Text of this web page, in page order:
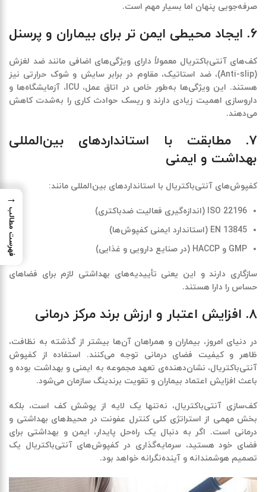
صرفه‌جویی پنهان اما بسیار مهم است.
۶. ایجاد محیطی ایمن ‌تر برای بیماران و پرسنل
کف‌های آنتی‌باکتریال معمولاً دارای ویژگی‌های اضافی مانندضد لغزش
(Anti-slip)
، ضد استاتیک، مقاوم در برابر سایش و شوک حرارتی نیز
هستند. این ویژگی‌ها به‌طور خاص در اتاق عمل، ICU، آزمایشگاه‌ها و
داروسازی اهمیت زیادی دارند وریسک حوادث کاری را به‌شدت کاهش
می‌دهند.
۷. مطابقت با استانداردهای بین‌المللی
بهداشت و ایمنی
کفپوش‌های آنتی‌باکتریال با استانداردهای بین‌المللی مانند:
ISO 22196 (اندازه‌گیری فعالیت ضدباکتری)
EN 13845 (استاندارد ایمنی کفپوش‌ها)
GMP و HACCP (در صنایع دارویی و غذایی)
سازگاری دارند و این یعنی تأییدیه‌های بهداشتی لازم برای فضاهای
حساس را دارا هستند.
۸. افزایش اعتبار و ارزش برند مرکز درمانی
در دنیای امروز، بیماران و همراهان آن‌ها بیشتر از گذشته به نظافت،
ظاهر و کیفیت فضای درمانی توجه می‌کنند. استفاده از کفپوش
آنتی‌باکتریال، نشان‌دهنده‌ی تعهد مجموعه به ایمنی و بهداشت بوده و
باعث افزایش اعتماد بیماران و تقویت برندینگ سازمان می‌شود.
کف‌سازی آنتی‌باکتریال، نه‌تنها یک لایه از پوشش کف است، بلکه
بخش مهمی از استراتژی کلی کنترل عفونت در محیط‌های بهداشتی و
درمانی است. اگر به دنبال یک راه‌حل پایدار، ایمن و بهداشتی برای
فضای خود هستید، سرمایه‌گذاری در کفپوش‌های آنتی‌باکتریال یک
تصمیم هوشمندانه و آینده‌نگرانه خواهد بود.
→
فهرست مطالب